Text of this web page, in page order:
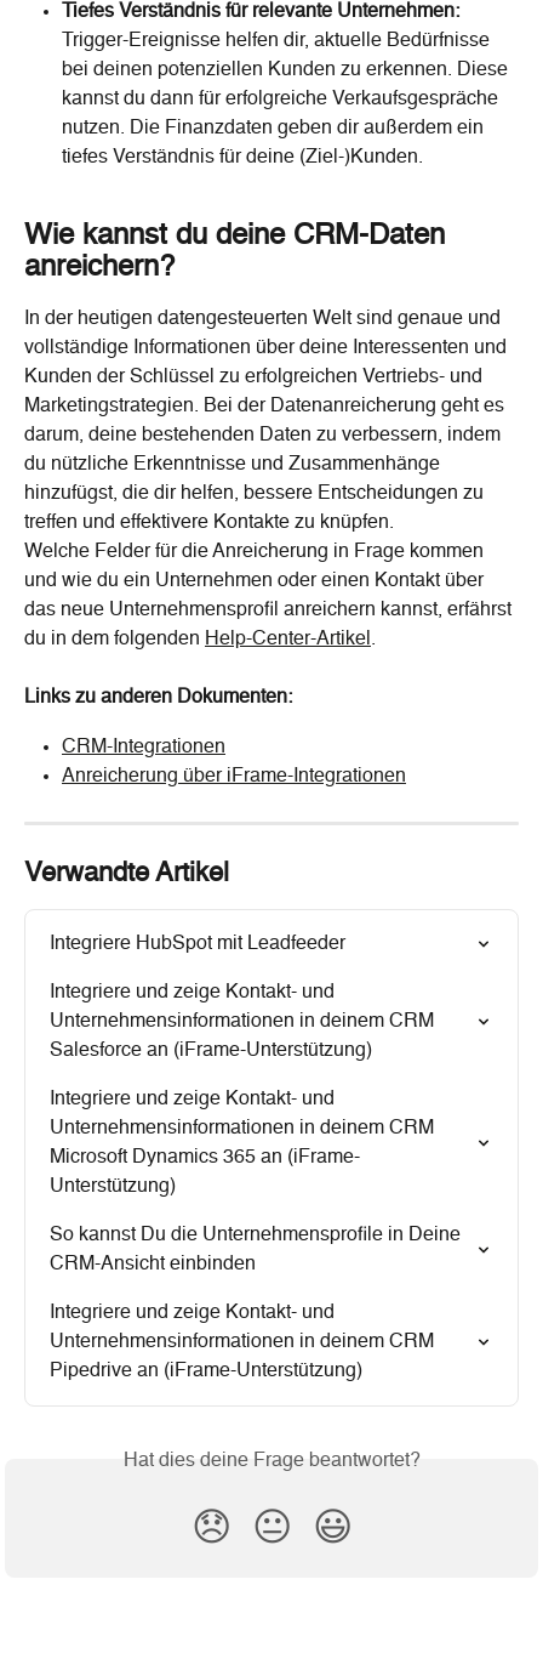
Tiefes Verständnis für relevante Unternehmen:
Trigger-Ereignisse helfen dir, aktuelle Bedürfnisse
bei deinen potenziellen Kunden zu erkennen. Diese
kannst du dann für erfolgreiche Verkaufsgespräche
nutzen. Die Finanzdaten geben dir außerdem ein
tiefes Verständnis für deine (Ziel-)Kunden.
Wie kannst du deine CRM-Daten
anreichern?
In der heutigen datengesteuerten Welt sind genaue und
vollständige Informationen über deine Interessenten und
Kunden der Schlüssel zu erfolgreichen Vertriebs- und
Marketingstrategien. Bei der Datenanreicherung geht es
darum, deine bestehenden Daten zu verbessern, indem
du nützliche Erkenntnisse und Zusammenhänge
hinzufügst, die dir helfen, bessere Entscheidungen zu
treffen und effektivere Kontakte zu knüpfen.
Welche Felder für die Anreicherung in Frage kommen
und wie du ein Unternehmen oder einen Kontakt über
das neue Unternehmensprofil anreichern kannst, erfährst
du in dem folgenden Help-Center-Artikel .
Links zu anderen Dokumenten:
CRM-Integrationen
Anreicherung über iFrame-Integrationen
Verwandte Artikel
Integriere HubSpot mit Leadfeeder
Integriere und zeige Kontakt- und
Unternehmensinformationen in deinem CRM
Salesforce an (iFrame-Unterstützung)
Integriere und zeige Kontakt- und
Unternehmensinformationen in deinem CRM
Microsoft Dynamics 365 an (iFrame-
Unterstützung)
So kannst Du die Unternehmensprofile in Deine
CRM-Ansicht einbinden
Integriere und zeige Kontakt- und
Unternehmensinformationen in deinem CRM
Pipedrive an (iFrame-Unterstützung)
Hat dies deine Frage beantwortet?
😞 😐 😃